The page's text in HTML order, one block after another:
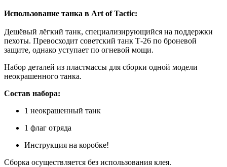
Использование танка в Art of Tactic:
Дешёвый лёгкий танк, специализирующийся на поддержки
пехоты. Превосходит советский танк Т-26 по броневой
защите, однако уступает по огневой мощи.
Набор деталей из пластмассы для сборки одной модели
неокрашенного танка.
Состав набора:
1 неокрашенный танк
1 флаг отряда
Инструкция на коробке!
Сборка осуществляется без использования клея.